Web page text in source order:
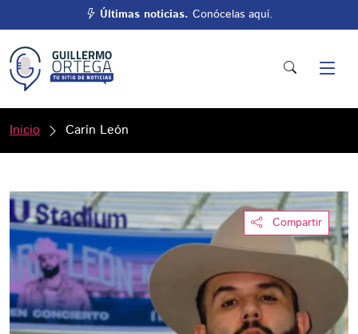
Últimas noticias. Conócelas aquí.
Inicio Carín León
Compartir